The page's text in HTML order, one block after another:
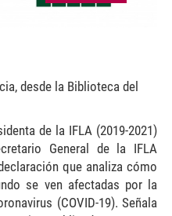
desde la Biblioteca del
de la IFLA (2019-2021)
General de la IFLA
que analiza cómo
se ven afectadas por la
(COVID-19). Señala